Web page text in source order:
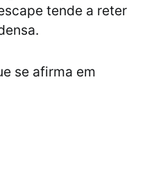
tende a reter
se afirma em